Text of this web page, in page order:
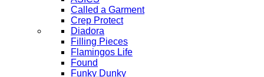
Called a Garment
Crep Protect
Diadora
Filling Pieces
Flamingos Life
Found
Funky Dunky